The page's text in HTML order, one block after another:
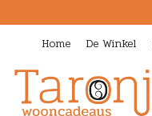
Home De Winkel